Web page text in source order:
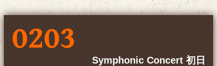
0203
Symphonic Concert 初日